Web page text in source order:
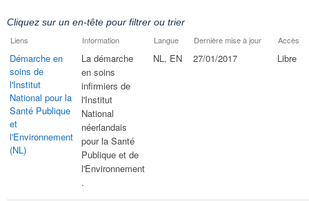
Cliquez sur un en-tête pour filtrer ou trier
Liens
Information Langue Dernière mise à jour Accès
Démarche en
soins de
l'Institut
National pour la
Santé Publique
et
l'Environnement
(NL)
​La démarche
en soins
infirmiers de
l'Institut
National
néerlandais
pour la Santé
Publique et de
l'Environnement​
.
NL, EN 27/01/2017 Libre